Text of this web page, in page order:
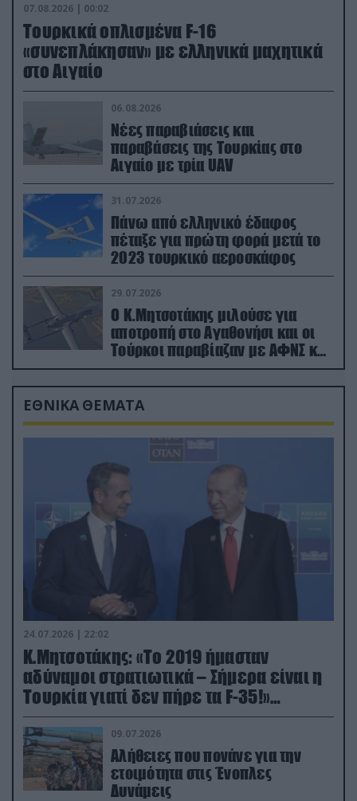
07.08.2026 | 00:02
Τουρκικά οπλισμένα F-16
«συνεπλάκησαν» με ελληνικά μαχητικά
στο Αιγαίο
06.08.2026
Νέες παραβιάσεις και
παραβάσεις της Τουρκίας στο
Αιγαίο με τρία UAV
31.07.2026
Πάνω από ελληνικό έδαφος
πέταξε για πρώτη φορά μετά το
2023 τουρκικό αεροσκάφος
29.07.2026
Ο Κ.Μητσοτάκης μιλούσε για
αποτροπή στο Αγαθονήσι και οι
Τούρκοι παραβίαζαν με ΑΦΝΣ και
drone
ΕΘΝΙΚΑ ΘΕΜΑΤΑ
24.07.2026 | 22:02
Κ.Μητσοτάκης: «Το 2019 ήμασταν
αδύναμοι στρατιωτικά – Σήμερα είναι η
Τουρκία γιατί δεν πήρε τα F-35!»
(βίντεο)
09.07.2026
Αλήθειες που πονάνε για την
ετοιμότητα στις Ένοπλες
Δυνάμεις